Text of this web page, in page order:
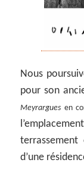
Nous
pour son
Meyrargues en
d’une